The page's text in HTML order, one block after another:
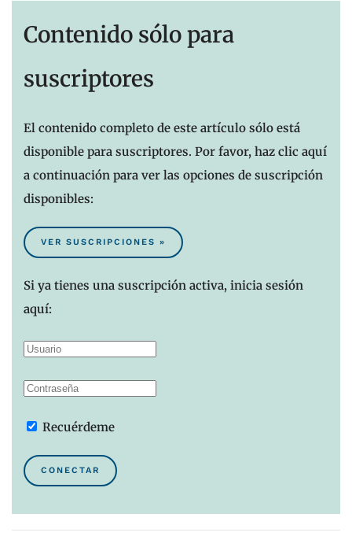
Contenido sólo para
suscriptores
El contenido completo de este artículo sólo está
disponible para suscriptores. Por favor, haz clic aquí
a continuación para ver las opciones de suscripción
disponibles:
VER SUSCRIPCIONES »
Si ya tienes una suscripción activa, inicia sesión
aquí:
Recuérdeme
CONECTAR